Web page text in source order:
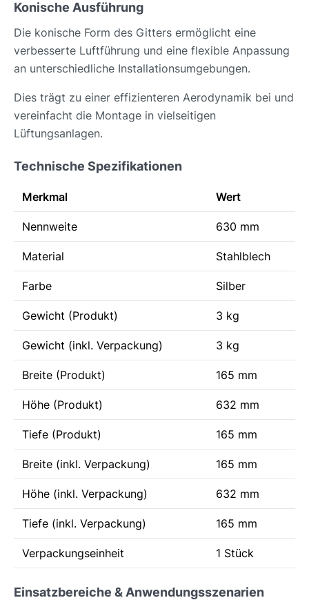
Konische Ausführung
Die konische Form des Gitters ermöglicht eine
verbesserte Luftführung und eine flexible Anpassung
an unterschiedliche Installationsumgebungen.
Dies trägt zu einer effizienteren Aerodynamik bei und
vereinfacht die Montage in vielseitigen
Lüftungsanlagen.
Technische Spezifikationen
Merkmal Wert
Nennweite 630 mm
Material Stahlblech
Farbe Silber
Gewicht (Produkt) 3 kg
Gewicht (inkl. Verpackung) 3 kg
Breite (Produkt) 165 mm
Höhe (Produkt) 632 mm
Tiefe (Produkt) 165 mm
Breite (inkl. Verpackung) 165 mm
Höhe (inkl. Verpackung) 632 mm
Tiefe (inkl. Verpackung) 165 mm
Verpackungseinheit 1 Stück
Einsatzbereiche & Anwendungsszenarien